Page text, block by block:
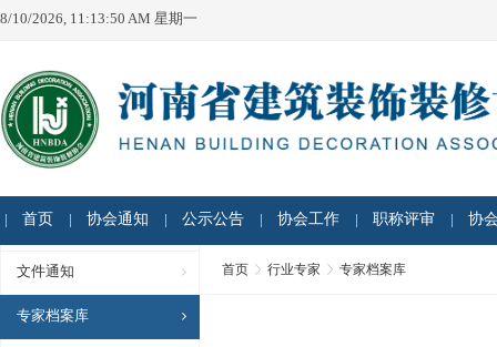
8/10/2026, 11:13:50 AM 星期一
首页 协会通知 公示公告 协会工作 职称评审 协
文件通知
专家档案库
首页 行业专家 专家档案库